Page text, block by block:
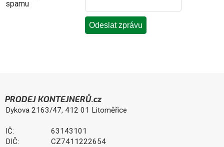
spamu
PRODEJ KONTEJNERŮ.cz
Dykova 2163/47, 412 01 Litoměřice
IČ:
63143101
DIČ:
CZ7411222654